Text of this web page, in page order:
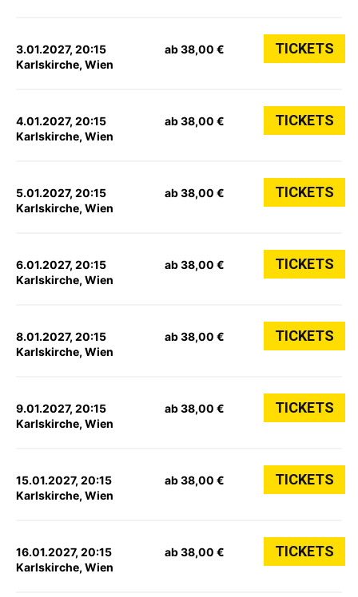
3.01.2027, 20:15
Karlskirche, Wien
ab 38,00 € TICKETS
4.01.2027, 20:15
Karlskirche, Wien
ab 38,00 € TICKETS
5.01.2027, 20:15
Karlskirche, Wien
ab 38,00 € TICKETS
6.01.2027, 20:15
Karlskirche, Wien
ab 38,00 € TICKETS
8.01.2027, 20:15
Karlskirche, Wien
ab 38,00 € TICKETS
9.01.2027, 20:15
Karlskirche, Wien
ab 38,00 € TICKETS
15.01.2027, 20:15
Karlskirche, Wien
ab 38,00 € TICKETS
16.01.2027, 20:15
Karlskirche, Wien
ab 38,00 € TICKETS